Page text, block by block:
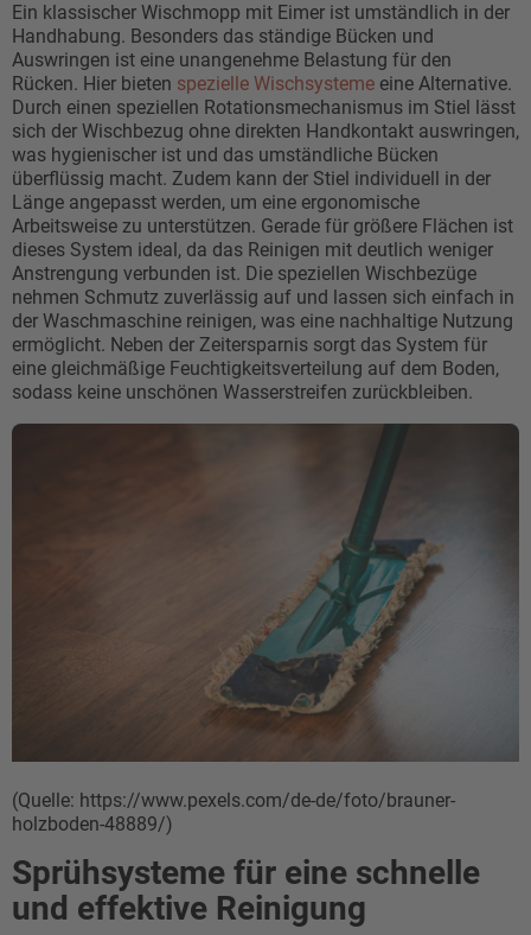
Ein klassischer Wischmopp mit Eimer ist umständlich in der
Handhabung. Besonders das ständige Bücken und
Auswringen ist eine unangenehme Belastung für den
Rücken. Hier bieten spezielle Wischsysteme eine Alternative.
Durch einen speziellen Rotationsmechanismus im Stiel lässt
sich der Wischbezug ohne direkten Handkontakt auswringen,
was hygienischer ist und das umständliche Bücken
überflüssig macht. Zudem kann der Stiel individuell in der
Länge angepasst werden, um eine ergonomische
Arbeitsweise zu unterstützen. Gerade für größere Flächen ist
dieses System ideal, da das Reinigen mit deutlich weniger
Anstrengung verbunden ist. Die speziellen Wischbezüge
nehmen Schmutz zuverlässig auf und lassen sich einfach in
der Waschmaschine reinigen, was eine nachhaltige Nutzung
ermöglicht. Neben der Zeitersparnis sorgt das System für
eine gleichmäßige Feuchtigkeitsverteilung auf dem Boden,
sodass keine unschönen Wasserstreifen zurückbleiben.
(Quelle: https://www.pexels.com/de-de/foto/brauner-
holzboden-48889/)
Sprühsysteme für eine schnelle
und effektive Reinigung